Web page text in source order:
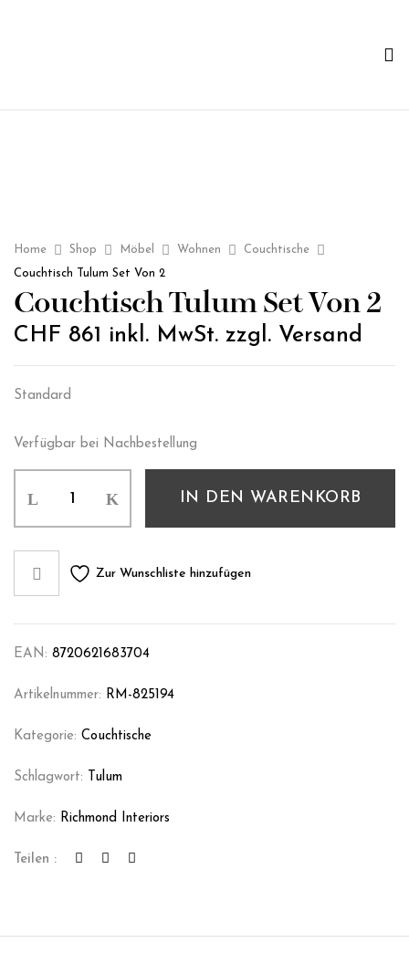
Home Shop Möbel Wohnen
Couchtische
Couchtisch Tulum Set Von 2
Couchtisch Tulum Set Von 2
CHF 861 inkl. MwSt. zzgl. Versand
Standard
Verfügbar bei Nachbestellung
IN DEN WARENKORB
Zur Wunschliste hinzufügen
EAN: 8720621683704
Artikelnummer: RM-825194
Kategorie: Couchtische
Schlagwort: Tulum
Marke: Richmond Interiors
Teilen :